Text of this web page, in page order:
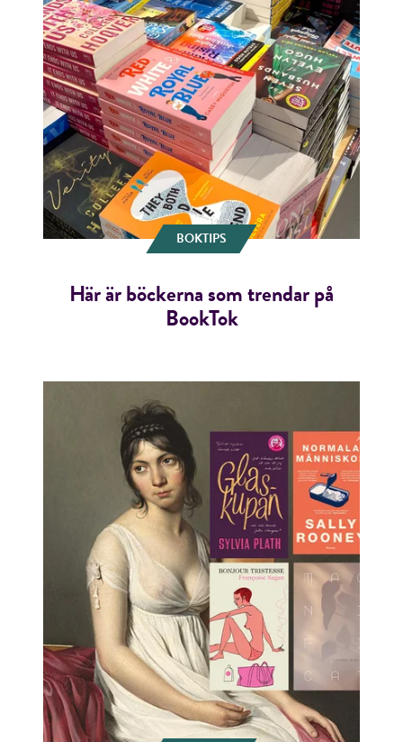
BOKTIPS
Här är böckerna som trendar på
BookTok